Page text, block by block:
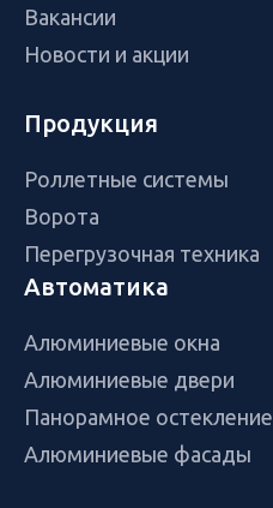
Вакансии
Новости и акции
Продукция
Роллетные системы
Ворота
Перегрузочная техника
Автоматика
Алюминиевые окна
Алюминиевые двери
Панорамное остекление
Алюминиевые фасады